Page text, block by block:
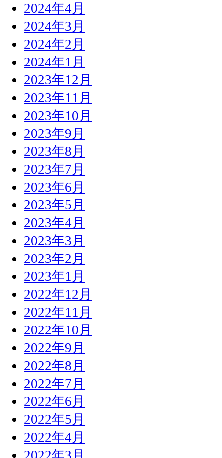
2024年4月
2024年3月
2024年2月
2024年1月
2023年12月
2023年11月
2023年10月
2023年9月
2023年8月
2023年7月
2023年6月
2023年5月
2023年4月
2023年3月
2023年2月
2023年1月
2022年12月
2022年11月
2022年10月
2022年9月
2022年8月
2022年7月
2022年6月
2022年5月
2022年4月
2022年3月